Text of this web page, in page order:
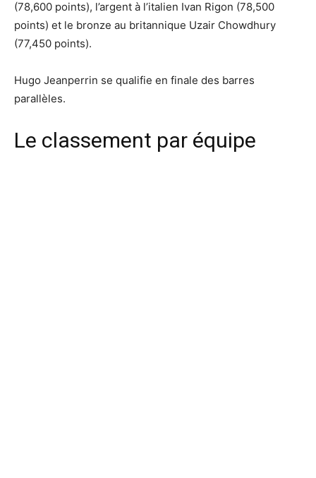
(78,600 points), l’argent à l’italien Ivan Rigon (78,500
points) et le bronze au britannique Uzair Chowdhury
(77,450 points).
Hugo Jeanperrin se qualifie en finale des barres
parallèles.
Le classement par équipe